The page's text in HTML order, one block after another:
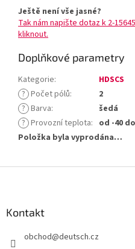
Ještě není vše jasné?
Tak nám napište dotaz k 2-
kliknout.
Doplňkové parametry
Kategorie:
HDSCS
? Počet pólů:
2
? Barva:
šedá
? Provozní teplota: od -40
Položka byla vyprodána…
Kontakt
obchod@deutsch.cz